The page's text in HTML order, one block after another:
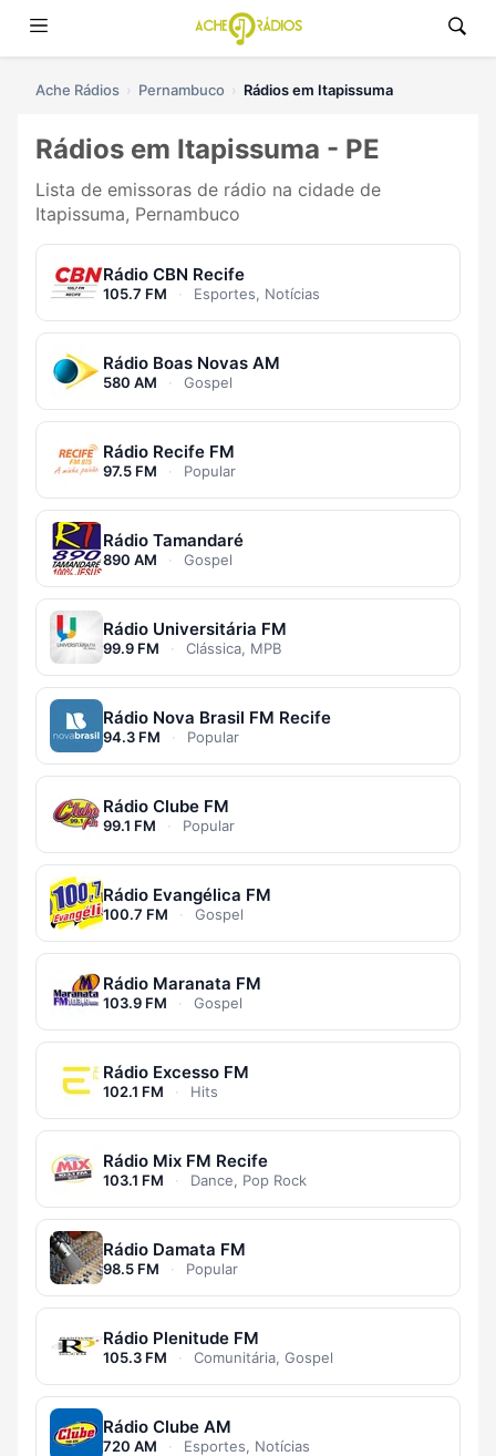
Ache Rádios Pernambuco Rádios em Itapissuma
Rádios em Itapissuma - PE
Lista de emissoras de rádio na cidade de
Itapissuma, Pernambuco
Rádio CBN Recife
105.7 FM · Esportes, Notícias
Rádio Boas Novas AM
580 AM · Gospel
Rádio Recife FM
97.5 FM · Popular
Rádio Tamandaré
890 AM · Gospel
Rádio Universitária FM
99.9 FM · Clássica, MPB
Rádio Nova Brasil FM Recife
94.3 FM · Popular
Rádio Clube FM
99.1 FM · Popular
Rádio Evangélica FM
100.7 FM · Gospel
Rádio Maranata FM
103.9 FM · Gospel
Rádio Excesso FM
102.1 FM · Hits
Rádio Mix FM Recife
103.1 FM · Dance, Pop Rock
Rádio Damata FM
98.5 FM · Popular
Rádio Plenitude FM
105.3 FM · Comunitária, Gospel
Rádio Clube AM
720 AM · Esportes, Notícias